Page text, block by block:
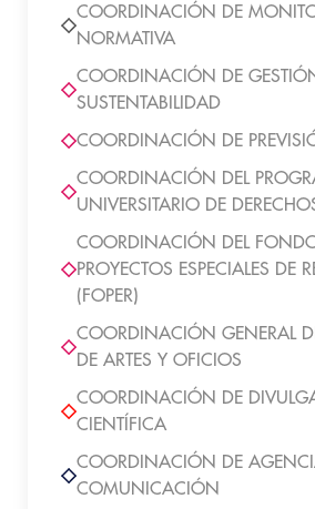
COORDINACIÓN DE
NORMATIVA
COORDINACIÓN DE
SUSTENTABILIDAD
COORDINACIÓN DE
COORDINACIÓN DEL
UNIVERSITARIO DE
COORDINACIÓN DEL
PROYECTOS ESPECIALES DE
(FOPER)
COORDINACIÓN GENERAL
DE ARTES Y OFICIOS
COORDINACIÓN DE
CIENTÍFICA
COORDINACIÓN DE
COMUNICACIÓN